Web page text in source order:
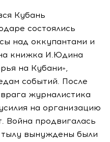
Кубань
состоялись
над оккупантами и
книжка И.Юдина
на Кубани»,
событий. После
журналистика
на организацию
Война продвигалась
тылу вынуждены были